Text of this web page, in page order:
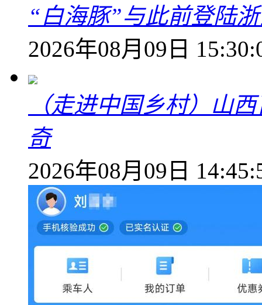
“白海豚”与此前登陆
2026年08月09日
（走进中国乡村）山
奇
2026年08月09日